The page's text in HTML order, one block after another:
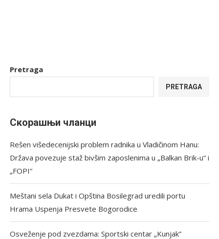
Pretraga
PRETRAGA
Скорашњи чланци
Rešen višedecenijski problem radnika u Vladičinom Hanu:
Država povezuje staž bivšim zaposlenima u „Balkan Brik-u“ i
„FOPI“
Meštani sela Dukat i Opština Bosilegrad uredili portu
Hrama Uspenja Presvete Bogorodice
Osveženje pod zvezdama: Sportski centar „Kunjak”